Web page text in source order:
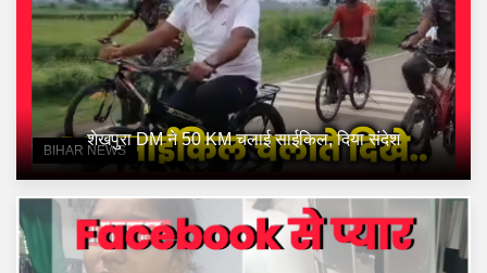
BIHAR NEWS
शेखपुरा DM ने 50 KM चलाई साईकिल, दिया संदेश